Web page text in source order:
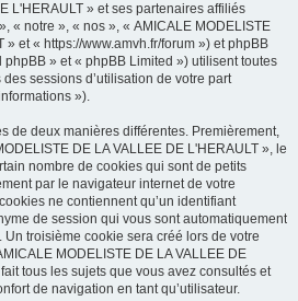
L'HERAULT » et ses partenaires affiliés
« notre », « nos », « AMICALE MODELISTE
» et « https://www.amvh.fr/forum ») et phpBB
» et « phpBB Limited ») utilisent toutes
sessions d’utilisation de votre part
»).
de deux manières différentes. Premièrement,
DE LA VALLEE DE L'HERAULT », le
nombre de cookies qui sont de petits
par le navigateur internet de votre
ne contiennent qu’un identifiant
de session qui vous sont automatiquement
troisième cookie sera créé lors de votre
MODELISTE DE LA VALLEE DE
tous les sujets que vous avez consultés et
de navigation en tant qu’utilisateur.